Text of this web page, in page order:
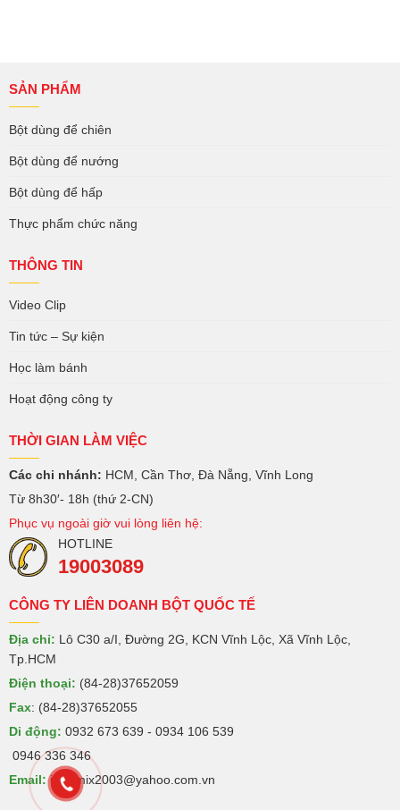
SẢN PHẨM
Bột dùng để chiên
Bột dùng để nướng
Bột dùng để hấp
Thực phẩm chức năng
THÔNG TIN
Video Clip
Tin tức – Sự kiện
Học làm bánh
Hoạt động công ty
THỜI GIAN LÀM VIỆC
Các chi nhánh: HCM, Cần Thơ, Đà Nẵng, Vĩnh Long
Từ 8h30′- 18h (thứ 2-CN)
Phục vụ ngoài giờ vui lòng liên hệ:
HOTLINE
19003089
CÔNG TY LIÊN DOANH BỘT QUỐC TẾ
Địa chỉ: Lô C30 a/I, Đường 2G, KCN Vĩnh Lộc, Xã Vĩnh Lộc,
Tp.HCM
Điện thoại: (84-28)37652059
Fax: (84-28)37652055
Di động: 0932 673 639 - 0934 106 539
0946 336 346
Email:intermix2003@yahoo.com.vn